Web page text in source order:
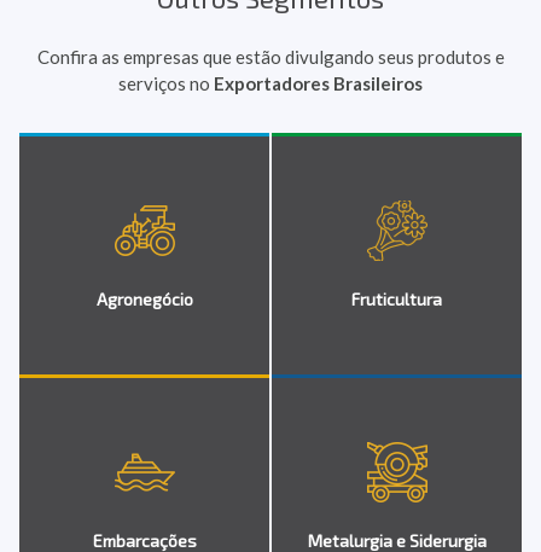
Confira as empresas que estão divulgando seus produtos e
serviços no Exportadores Brasileiros
Agronegócio Fruticultura
Embarcações Metalurgia e Siderurgia